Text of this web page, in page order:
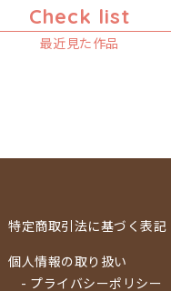
Check list
最近見た作品
特定商取引法に基づく表記
個人情報の取り扱い
- プライバシーポリシー